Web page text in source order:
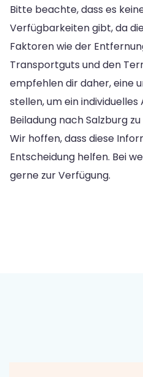
Bitte beachte, dass es
Verfügbarkeiten gibt, da
Faktoren wie der
Transportguts und den
empfehlen dir daher, eine
stellen, um ein
Beiladung nach Salzburg
Wir hoffen, dass diese
Entscheidung helfen. Bei
gerne zur Verfügung.